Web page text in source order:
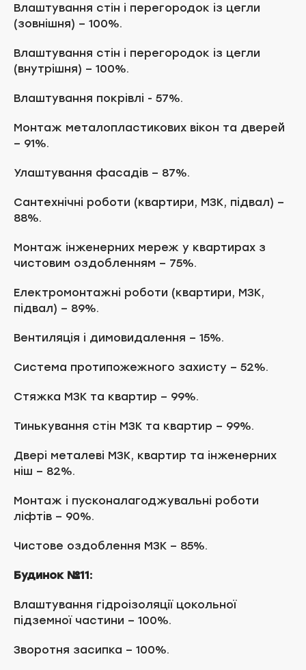
Влаштування стін і перегородок із цегли
(зовнішня) – 100%.
Влаштування стін і перегородок із цегли
(внутрішня) – 100%.
Влаштування покрівлі - 57%.
Монтаж металопластикових вікон та дверей
– 91%.
Улаштування фасадів – 87%.
Сантехнічні роботи (квартири, МЗК, підвал) –
88%.
Монтаж інженерних мереж у квартирах з
чистовим оздобленням – 75%.
Електромонтажні роботи (квартири, МЗК,
підвал) – 89%.
Вентиляція і димовидалення – 15%.
Система протипожежного захисту – 52%.
Стяжка МЗК та квартир – 99%.
Тинькування стін МЗК та квартир – 99%.
Двері металеві МЗК, квартир та інженерних
ніш – 82%.
Монтаж і пусконалагоджувальні роботи
ліфтів – 90%.
Чистове оздоблення МЗК – 85%.
Будинок №11:
Влаштування гідроізоляції цокольної
підземної частини – 100%.
Зворотня засипка – 100%.